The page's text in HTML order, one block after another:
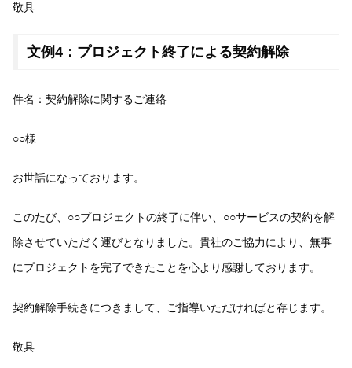
敬具
文例4：プロジェクト終了による契約解除
件名：契約解除に関するご連絡
○○様
お世話になっております。
このたび、○○プロジェクトの終了に伴い、○○サービスの契約を解
除させていただく運びとなりました。貴社のご協力により、無事
にプロジェクトを完了できたことを心より感謝しております。
契約解除手続きにつきまして、ご指導いただければと存じます。
敬具